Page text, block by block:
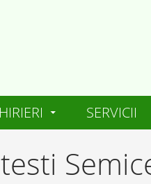
SERVICII